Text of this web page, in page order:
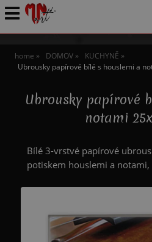
home DOMOV
KUCHYNĚ
Ubrousky papírové bílé s houslemi a
Ubrousky papírové
notami
Bílé 3-vrstvé papírové
potiskem houslemi a notami,